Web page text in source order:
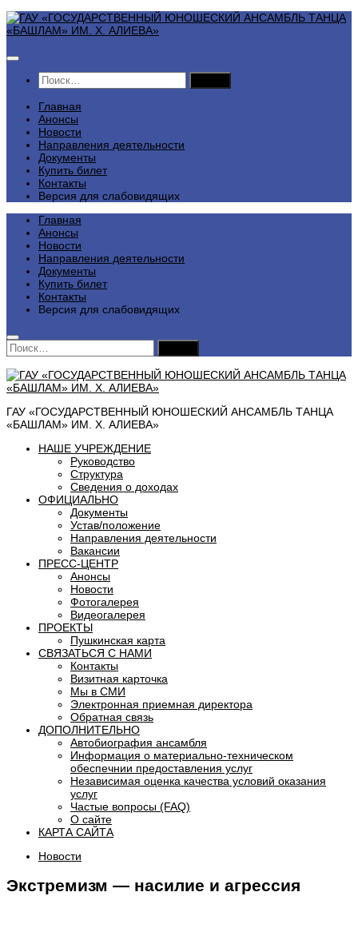
Перейти
к
Найти:
Главная
Анонсы
Новости
Направления деятельности
Документы
Купить билет
Контакты
Версия для слабовидящих
Главная
Анонсы
Новости
Направления деятельности
Документы
Купить билет
Контакты
Версия для слабовидящих
Найти:
ГАУ «ГОСУДАРСТВЕННЫЙ ЮНОШЕСКИЙ АНСАМБЛЬ ТАНЦА
«БАШЛАМ» ИМ. Х. АЛИЕВА»
НАШЕ УЧРЕЖДЕНИЕ
Руководство
Структура
Сведения о доходах
ОФИЦИАЛЬНО
Документы
Устав/положение
Направления деятельности
Вакансии
ПРЕСС-ЦЕНТР
Анонсы
Новости
Фотогалерея
Видеогалерея
ПРОЕКТЫ
Пушкинская карта
СВЯЗАТЬСЯ С НАМИ
Контакты
Визитная карточка
Мы в СМИ
Электронная приемная директора
Обратная связь
ДОПОЛНИТЕЛЬНО
Автобиография ансамбля
Информация о материально-техническом
обеспечнии предоставления услуг
Независимая оценка качества условий оказания
услуг
Частые вопросы (FAQ)
О сайте
КАРТА САЙТА
Новости
Экстремизм — насилие и агрессия